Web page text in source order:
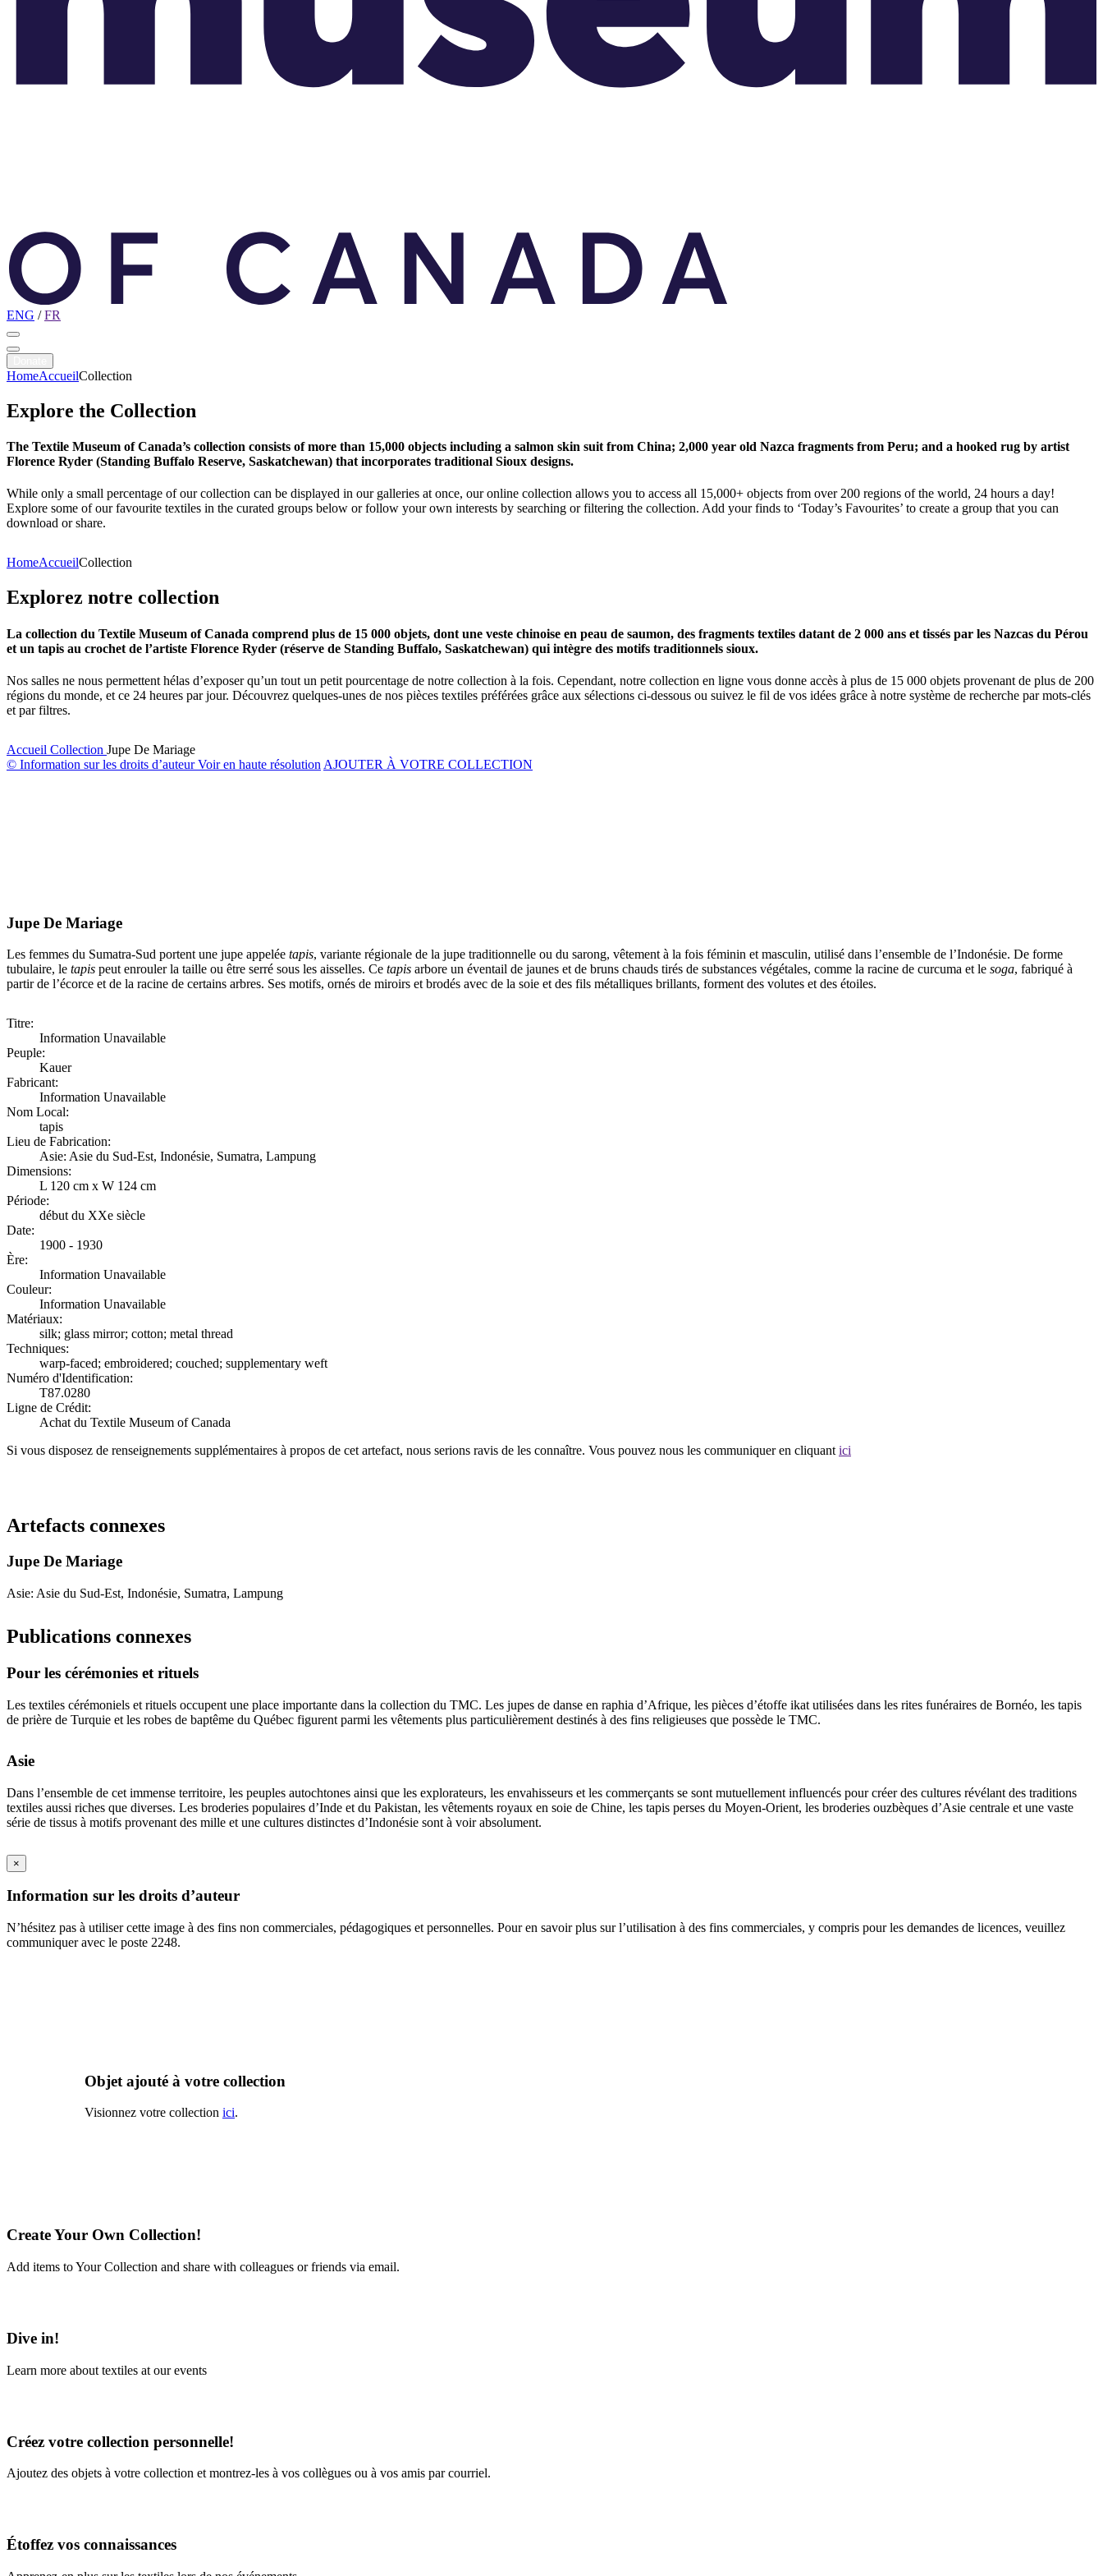
ENG /FR
HomeAccueilCollection
Explore the Collection
The Textile Museum of Canada’s collection consists of more than 15,000 objects including a salmon skin suit from China; 2,000 year old Nazca fragments from Peru; and a hooked rug by artist
Florence Ryder (Standing Buffalo Reserve, Saskatchewan) that incorporates traditional Sioux designs.
While only a small percentage of our collection can be displayed in our galleries at once, our online collection allows you to access all 15,000+ objects from over 200 regions of the world, 24 hours a day!
Explore some of our favourite textiles in the curated groups below or follow your own interests by searching or filtering the collection. Add your finds to ‘Today’s Favourites’ to create a group that you can
download or share.
HomeAccueilCollection
Explorez notre collection
La collection du Textile Museum of Canada comprend plus de 15 000 objets, dont une veste chinoise en peau de saumon, des fragments textiles datant de 2 000 ans et tissés par les Nazcas du Pérou
et un tapis au crochet de l’artiste Florence Ryder (réserve de Standing Buffalo, Saskatchewan) qui intègre des motifs traditionnels sioux.
Nos salles ne nous permettent hélas d’exposer qu’un tout un petit pourcentage de notre collection à la fois. Cependant, notre collection en ligne vous donne accès à plus de 15 000 objets provenant de plus de 200
régions du monde, et ce 24 heures par jour. Découvrez quelques-unes de nos pièces textiles préférées grâce aux sélections ci-dessous ou suivez le fil de vos idées grâce à notre système de recherche par mots-clés
et par filtres.
Accueil Collection Jupe De Mariage
© Information sur les droits d’auteurVoir en haute résolution AJOUTER À VOTRE COLLECTION
Jupe De Mariage
Les femmes du Sumatra-Sud portent une jupe appelée tapis, variante régionale de la jupe traditionnelle ou du sarong, vêtement à la fois féminin et masculin, utilisé dans l’ensemble de l’Indonésie. De forme
tubulaire, le tapis peut enrouler la taille ou être serré sous les aisselles. Ce tapis arbore un éventail de jaunes et de bruns chauds tirés de substances végétales, comme la racine de curcuma et le soga, fabriqué à
partir de l’écorce et de la racine de certains arbres. Ses motifs, ornés de miroirs et brodés avec de la soie et des fils métalliques brillants, forment des volutes et des étoiles.
Titre:
Information Unavailable
Peuple:
Kauer
Fabricant:
Information Unavailable
Nom Local:
tapis
Lieu de Fabrication:
Asie: Asie du Sud-Est, Indonésie, Sumatra, Lampung
Dimensions:
L 120 cm x W 124 cm
Période:
début du XXe siècle
Date:
1900 - 1930
Ère:
Information Unavailable
Couleur:
Information Unavailable
Matériaux:
silk; glass mirror; cotton; metal thread
Techniques:
warp-faced; embroidered; couched; supplementary weft
Numéro d'Identification:
T87.0280
Ligne de Crédit:
Achat du Textile Museum of Canada
Si vous disposez de renseignements supplémentaires à propos de cet artefact, nous serions ravis de les connaître. Vous pouvez nous les communiquer en cliquant ici
Artefacts connexes
Jupe De Mariage
Asie: Asie du Sud-Est, Indonésie, Sumatra, Lampung
Publications connexes
Pour les cérémonies et rituels
Les textiles cérémoniels et rituels occupent une place importante dans la collection du TMC. Les jupes de danse en raphia d’Afrique, les pièces d’étoffe ikat utilisées dans les rites funéraires de Bornéo, les tapis
de prière de Turquie et les robes de baptême du Québec figurent parmi les vêtements plus particulièrement destinés à des fins religieuses que possède le TMC.
Asie
Dans l’ensemble de cet immense territoire, les peuples autochtones ainsi que les explorateurs, les envahisseurs et les commerçants se sont mutuellement influencés pour créer des cultures révélant des traditions
textiles aussi riches que diverses. Les broderies populaires d’Inde et du Pakistan, les vêtements royaux en soie de Chine, les tapis perses du Moyen-Orient, les broderies ouzbèques d’Asie centrale et une vaste
série de tissus à motifs provenant des mille et une cultures distinctes d’Indonésie sont à voir absolument.
×
Information sur les droits d’auteur
N’hésitez pas à utiliser cette image à des fins non commerciales, pédagogiques et personnelles. Pour en savoir plus sur l’utilisation à des fins commerciales, y compris pour les demandes de licences, veuillez
communiquer avec le poste 2248.
Objet ajouté à votre collection
Visionnez votre collection ici.
Create Your Own Collection!
Add items to Your Collection and share with colleagues or friends via email.
Dive in!
Learn more about textiles at our events
Créez votre collection personnelle!
Ajoutez des objets à votre collection et montrez-les à vos collègues ou à vos amis par courriel.
Étoffez vos connaissances